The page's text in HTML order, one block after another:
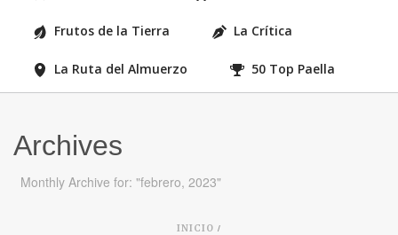
Frutos de la Tierra La Crítica
La Ruta del Almuerzo 50 Top Paella
Archives
Monthly Archive for: "febrero, 2023"
INICIO /